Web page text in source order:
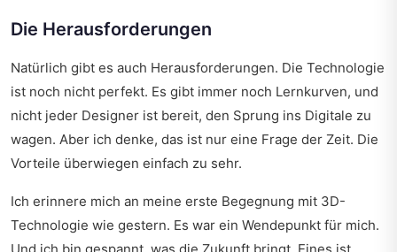
Die Herausforderungen
Natürlich gibt es auch Herausforderungen. Die Technologie
ist noch nicht perfekt. Es gibt immer noch Lernkurven, und
nicht jeder Designer ist bereit, den Sprung ins Digitale zu
wagen. Aber ich denke, das ist nur eine Frage der Zeit. Die
Vorteile überwiegen einfach zu sehr.
Ich erinnere mich an meine erste Begegnung mit 3D-
Technologie wie gestern. Es war ein Wendepunkt für mich.